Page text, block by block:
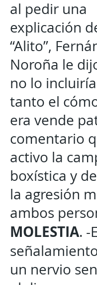
al pedir una
explicación
“Alito”,
Noroña le
no lo
tanto el
era vende
comentario
activo la
boxística y
la agresión
ambos
MOLESTIA. -
un nervio